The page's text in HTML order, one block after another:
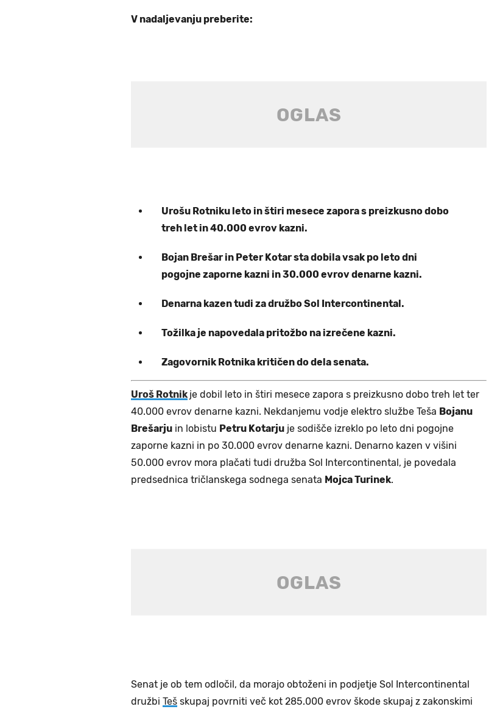
V nadaljevanju preberite:
Urošu Rotniku leto in štiri mesece zapora s preizkusno dobo
treh let in 40.000 evrov kazni.
Bojan Brešar in Peter Kotar sta dobila vsak po leto dni
pogojne zaporne kazni in 30.000 evrov denarne kazni.
Denarna kazen tudi za družbo Sol Intercontinental.
Tožilka je napovedala pritožbo na izrečene kazni.
Zagovornik Rotnika kritičen do dela senata.
Uroš Rotnik je dobil leto in štiri mesece zapora s preizkusno dobo treh let ter
40.000 evrov denarne kazni. Nekdanjemu vodje elektro službe Teša Bojanu
Brešarju in lobistu Petru Kotarju je sodišče izreklo po leto dni pogojne
zaporne kazni in po 30.000 evrov denarne kazni. Denarno kazen v višini
50.000 evrov mora plačati tudi družba Sol Intercontinental, je povedala
predsednica tričlanskega sodnega senata Mojca Turinek.
Senat je ob tem odločil, da morajo obtoženi in podjetje Sol Intercontinental
družbi Teš skupaj povrniti več kot 285.000 evrov škode skupaj z zakonskimi